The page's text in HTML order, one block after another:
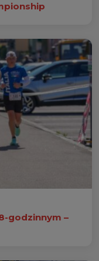
godzinnym –